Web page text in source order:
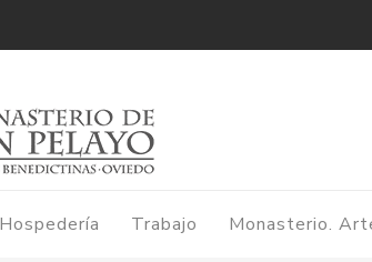
Trabajo Monasterio.